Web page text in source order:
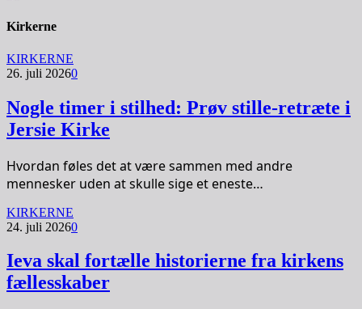
Kirkerne
KIRKERNE
26. juli 20260
Nogle timer i stilhed: Prøv stille-retræte i
Jersie Kirke
Hvordan føles det at være sammen med andre
mennesker uden at skulle sige et eneste…
KIRKERNE
24. juli 20260
Ieva skal fortælle historierne fra kirkens
fællesskaber